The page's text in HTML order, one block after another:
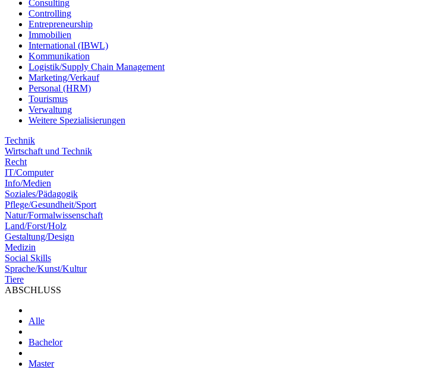
Consulting
Controlling
Entrepreneurship
Immobilien
International (IBWL)
Kommunikation
Logistik/Supply Chain Management
Marketing/Verkauf
Personal (HRM)
Tourismus
Verwaltung
Weitere Spezialisierungen
Technik
Wirtschaft und Technik
Recht
IT/Computer
Info/Medien
Soziales/Pädagogik
Pflege/Gesundheit/Sport
Natur/Formalwissenschaft
Land/Forst/Holz
Gestaltung/Design
Medizin
Social Skills
Sprache/Kunst/Kultur
Tiere
ABSCHLUSS
Alle
Bachelor
Master